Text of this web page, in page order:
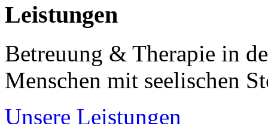
Leistungen
Betreuung & Therapie in
Menschen mit seelischen
Unsere Leistungen